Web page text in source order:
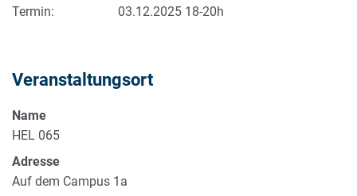
Termin: 03.12.2025 18-20h
Veranstaltungsort
Name
HEL 065
Adresse
Auf dem Campus 1a